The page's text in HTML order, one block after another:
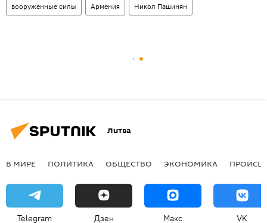
вооруженные силы Армения Никол Пашинян
Литва
В МИРЕ ПОЛИТИКА ОБЩЕСТВО ЭКОНОМИКА
Telegram Дзен Макс VK